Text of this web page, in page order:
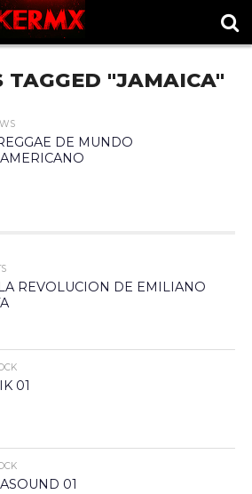
TAGGED "JAMAICA"
DE MUNDO
REVOLUCION DE EMILIANO
01
01